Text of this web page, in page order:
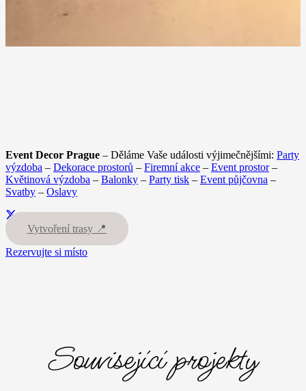
Event Decor Prague – Děláme Vaše události výjimečnějšími: Party
výzdoba – Dekorace prostorů – Firemní akce – Event prostor–
Květinová výzdoba – Balonky – Party tisk – Event půjčovna –
Svatby – Oslavy
Vytvoření trasy 📍
Rezervujte si místo
Související projekty